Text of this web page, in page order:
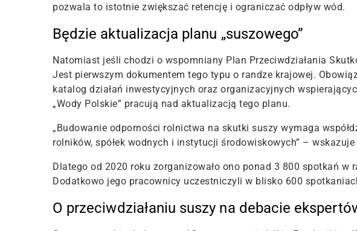
pozwala to istotnie zwiększać retencję i ograniczać odpływ wód.
Będzie aktualizacja planu „suszowego”
Natomiast jeśli chodzi o wspomniany Plan Przeciwdziałania
Jest pierwszym dokumentem tego typu o randze krajowej.
katalog działań inwestycyjnych oraz organizacyjnych
„Wody Polskie” pracują nad aktualizacją tego planu.
„Budowanie odporności rolnictwa na skutki suszy wymaga
rolników, spółek wodnych i instytucji środowiskowych” –
Dlatego od 2020 roku zorganizowało ono ponad 3 800 spotkań w
Dodatkowo jego pracownicy uczestniczyli w blisko 600
O przeciwdziałaniu suszy na debacie